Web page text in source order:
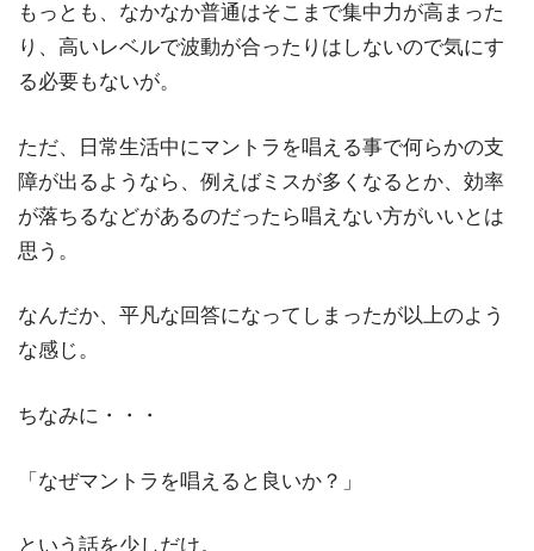
もっとも、なかなか普通はそこまで集中力が高まった
り、高いレベルで波動が合ったりはしないので気にす
る必要もないが。
ただ、日常生活中にマントラを唱える事で何らかの支
障が出るようなら、例えばミスが多くなるとか、効率
が落ちるなどがあるのだったら唱えない方がいいとは
思う。
なんだか、平凡な回答になってしまったが以上のよう
な感じ。
ちなみに・・・
「なぜマントラを唱えると良いか？」
という話を少しだけ。